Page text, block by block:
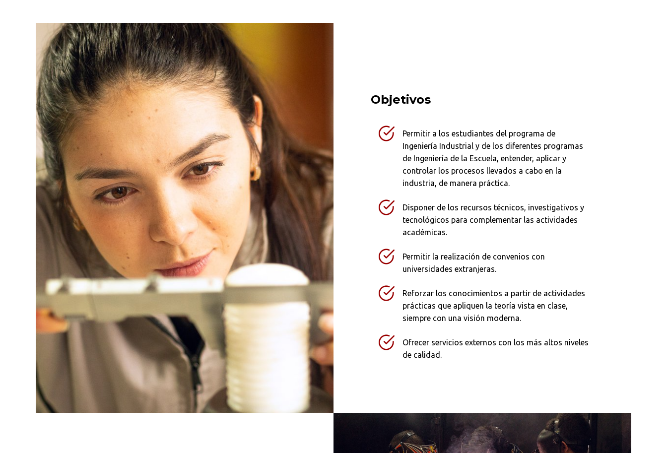
Objetivos
Permitir a los estudiantes del programa de
Ingeniería Industrial y de los diferentes programas
de Ingeniería de la Escuela, entender, aplicar y
controlar los procesos llevados a cabo en la
industria, de manera práctica.
Disponer de los recursos técnicos, investigativos y
tecnológicos para complementar las actividades
académicas.
Permitir la realización de convenios con
universidades extranjeras.
Reforzar los conocimientos a partir de actividades
prácticas que apliquen la teoría vista en clase,
siempre con una visión moderna.
Ofrecer servicios externos con los más altos niveles
de calidad.
Busca en la escuela
¿Qué buscas?
Ordenar por:
Buscar